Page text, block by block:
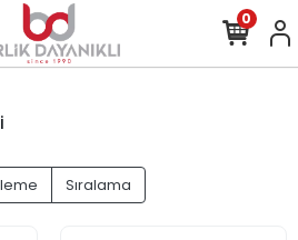
0
Sıralama